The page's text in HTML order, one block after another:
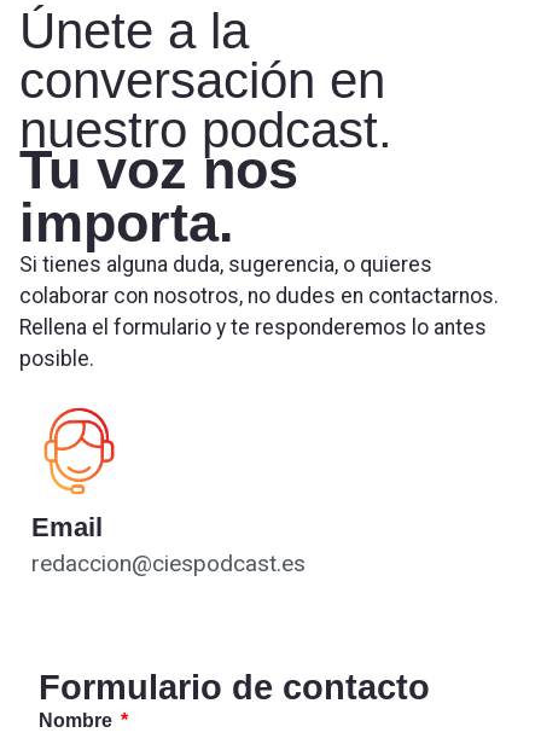
Únete a la
conversación en
nuestro podcast.
Tu voz nos
importa.
Si tienes alguna duda, sugerencia, o quieres
colaborar con nosotros, no dudes en contactarnos.
Rellena el formulario y te responderemos lo antes
posible.
Email
redaccion@ciespodcast.es
Formulario de contacto
Nombre